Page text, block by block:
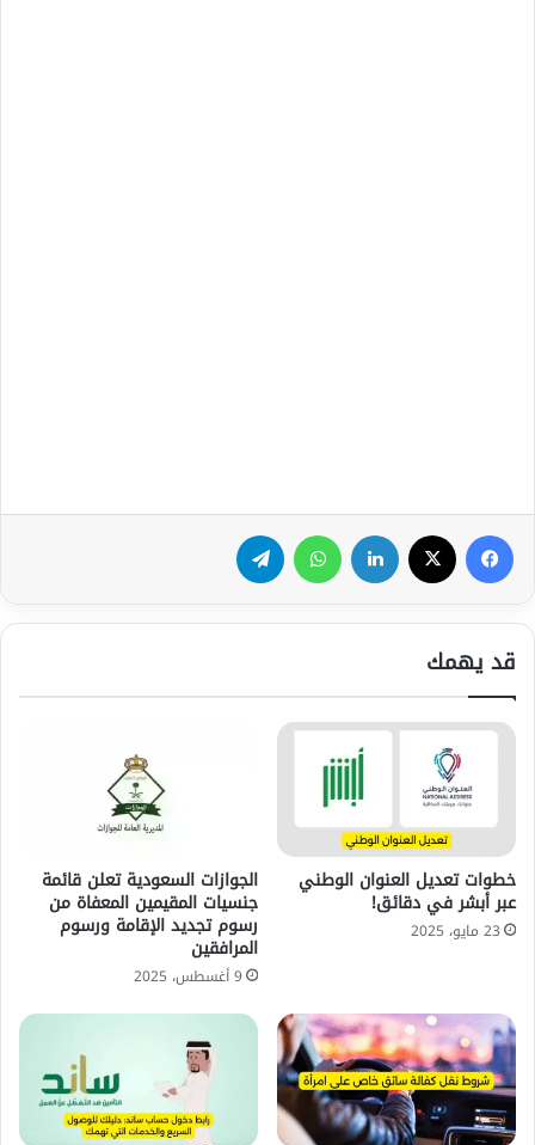
فيسبوك لينكدإن واتساب
قد يهمك
خطوات تعديل العنوان الوطني
عبر أبشر في دقائق!
23 مايو، 2025
الجوازات السعودية تعلن قائمة
جنسيات المقيمين المعفاة من
رسوم تجديد الإقامة ورسوم
المرافقين
9 أغسطس، 2025